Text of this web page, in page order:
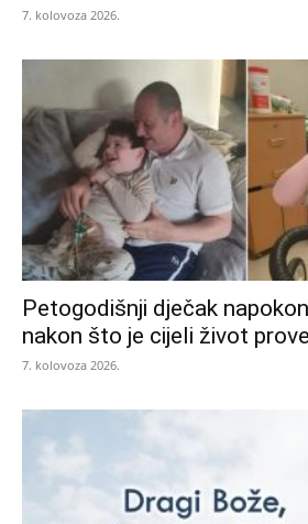
7. kolovoza 2026.
Petogodišnji dječak
nakon što je cijeli život
7. kolovoza 2026.